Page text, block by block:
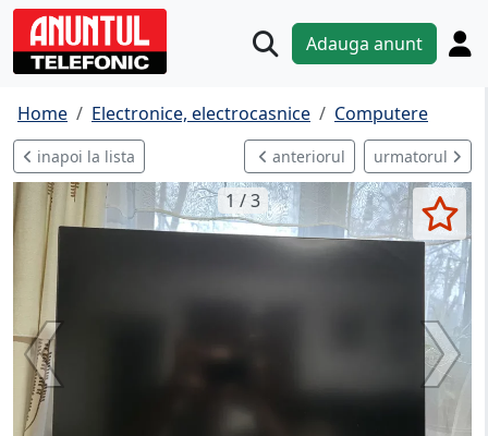
Adauga anunt
Home Electronice, electrocasnice Computere
inapoi la lista anteriorul urmatorul
1 / 3